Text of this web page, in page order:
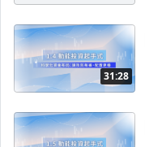
31:28